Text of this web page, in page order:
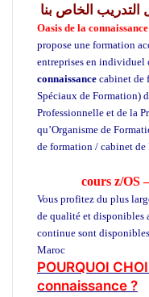
التدريب الخاص بنا
Oasis de la connaissance
propose une formation
entreprises en individuel
connaissance cabinet de
Spéciaux de Formation)
Professionnelle et de la
qu’Organisme de
de formation / cabinet
cours z/OS
Vous profitez du plus
de qualité et disponibles
continue sont
Maroc
POURQUOI
connaissance ?